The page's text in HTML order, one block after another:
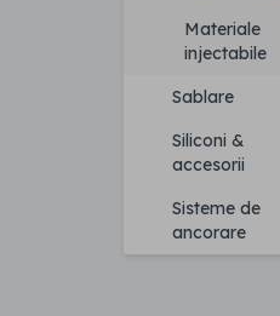
Materiale
injectabile
Sablare
Siliconi &
accesorii
Sisteme de
ancorare